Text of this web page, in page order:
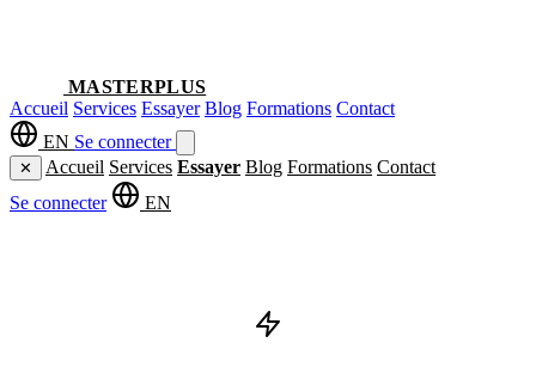
MASTERPLUS
Accueil Services Essayer Blog Formations Contact
EN Se connecter
✕ Accueil Services Essayer Blog Formations Contact
Se connecter
EN